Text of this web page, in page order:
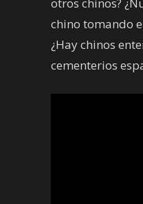
chino tomando
¿Hay chinos
cementerios